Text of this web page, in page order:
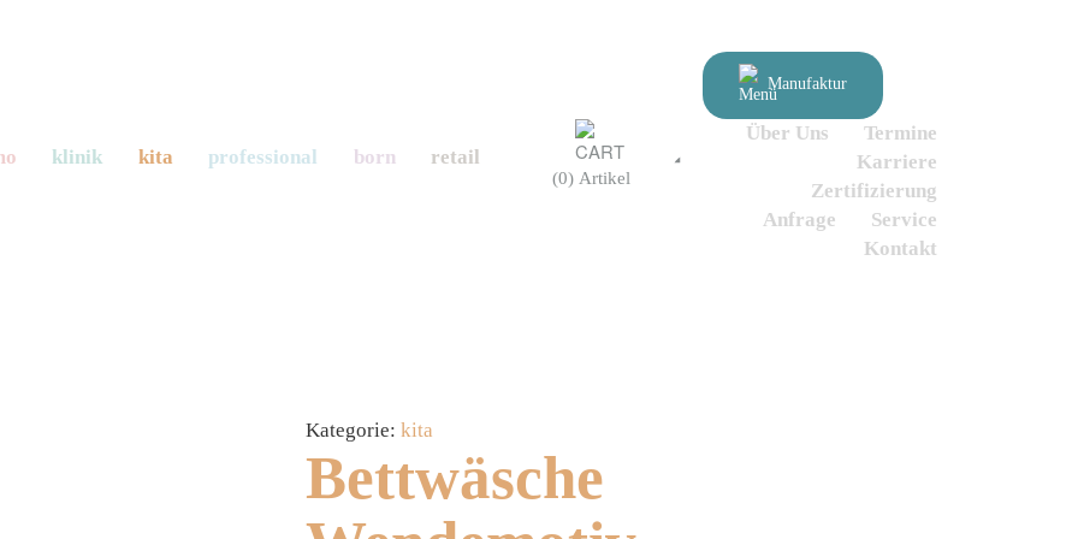
klinik kita professional born retail
(0) Artikel
Manufaktur
Über Uns
Termine
Karriere
Zertifizierung
Anfrage
Service
Kontakt
Kategorie: kita
Bettwäsche